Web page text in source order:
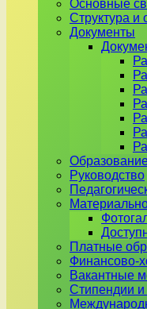
Основные
Структура и
Документы
Руководство
Платные
Финансово-
Вакантные
Стипендии